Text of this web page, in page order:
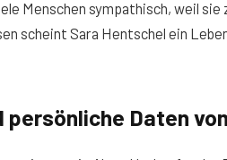
Menschen sympathisch, weil sie
scheint Sara Hentschel ein
Daten